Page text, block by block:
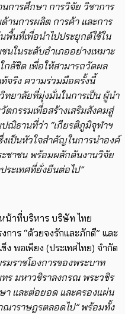
การศึกษา การวิจัย วิชาการ
านการผลิต การค้า และการ
พื้นที่เพื่อนำไปประยุกต์ใช้ใน
ในระดับอำเภออย่างเหมาะ
ล้ชิด เพื่อให้สามารถวัดผล
จริง ความร่วมมือครั้งนี้
ยาลัยที่มุ่งมั่นในการเป็น ผู้นำ
ตกรรมเพื่อสร้างเสริมสังคมสู่
ณิธานที่ว่า “เกียรติภูมิจุฬาฯ
เป็นหัวใจสำคัญในการนำองค์
ชาชน พร้อมผลักดันงานวิจัย
ะเทศที่ยั่งยืนต่อไป”
น้าที่บริหาร บริษัท ไทย
งการ “ด้วยจงรักและภักดี” และ
พอเพียง (ประเทศไทย) จำกัด
มราชโองการของพระบาท
ทรมหาวชิราลงกรณ พระวชิร
า และต่อยอด และครองแผ่น
ณาราษฎรตลอดไป” พร้อมทั้ง